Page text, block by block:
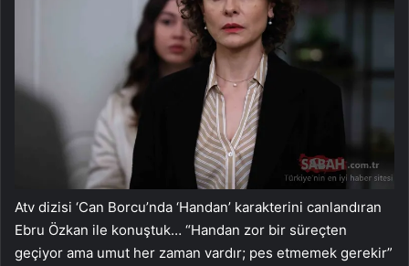
Atv dizisi ‘Can Borcu’nda ‘Handan’ karakterini canlandıran
Ebru Özkan ile konuştuk… “Handan zor bir süreçten
geçiyor ama umut her zaman vardır; pes etmemek gerekir”